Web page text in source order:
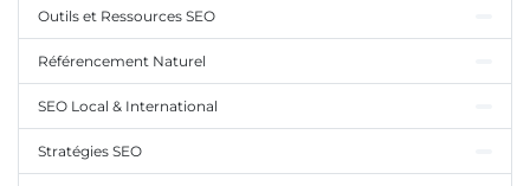
Outils et Ressources SEO
Référencement Naturel
SEO Local & International
Stratégies SEO